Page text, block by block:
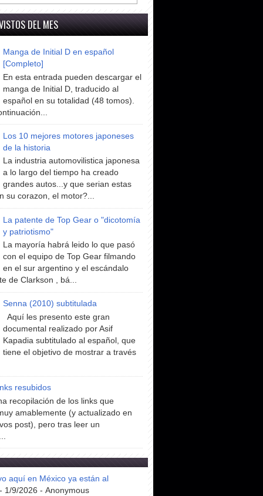
DEL MES
Manga de Initial D en español
[Completo]
En esta entrada pueden descargar el
manga de Initial D, traducido al
español en su totalidad (48 tomos).
Los 10 mejores motores japoneses
de la historia
La industria automovilistica japonesa
a lo largo del tiempo ha creado
grandes autos...y que serian estas
su corazon, el motor?...
La patente de Top Gear o "dicotomía
y patriotismo"
La mayoría habrá leido lo que pasó
con el equipo de Top Gear filmando
en el sur argentino y el escándalo
de Clarkson , bá...
Senna (2010) subtitulada
Aquí les presento este gran
documental realizado por Asif
Kapadia subtitulado al español, que
tiene el objetivo de mostrar a través
resubidos
recopilación de los links que
amablemente (y actualizado en
post), pero tras leer un
aquí en México ya están al
1/9/2026 - Anonymous